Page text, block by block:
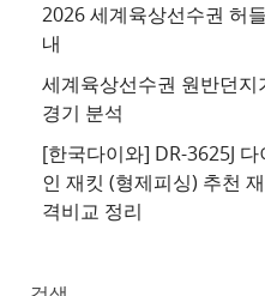
2026 세계육상선수권 허
내
세계육상선수권 원반던
경기 분석
[한국다이와] DR-3625J
인 재킷 (형제피싱) 추천
격비교 정리